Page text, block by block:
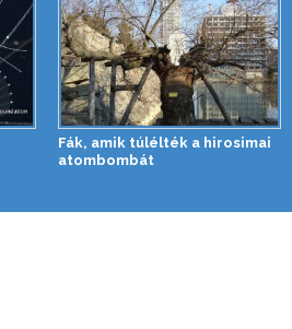
Fák, amik túlélték a hirosimai
atombombát